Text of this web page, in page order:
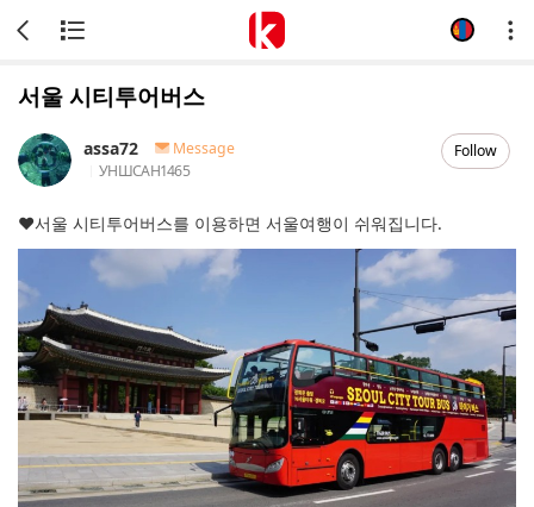
서울 시티투어버스
assa72
Message
УНШСАН1465
Follow
♥서울 시티투어버스를 이용하면 서울여행이 쉬워집니다.